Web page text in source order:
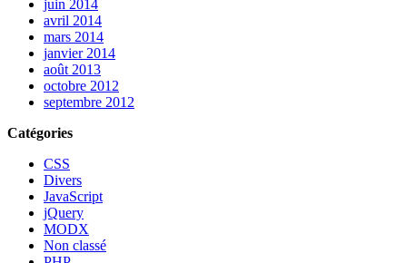
juin 2014
avril 2014
mars 2014
janvier 2014
août 2013
octobre 2012
septembre 2012
Catégories
CSS
Divers
JavaScript
jQuery
MODX
Non classé